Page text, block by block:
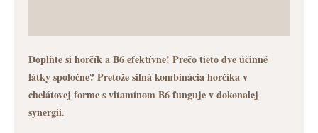
Doplňte si horčík a B6 efektívne! Prečo tieto dve účinné
látky spoločne? Pretože silná kombinácia horčíka v
chelátovej forme s vitamínom B6 funguje v dokonalej
synergii.